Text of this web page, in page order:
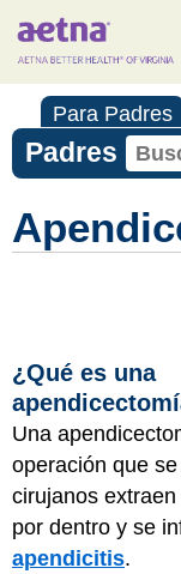
Para Padres
Padres
¿Qué es una
Una
operación que
cirujanos
por dentro y se
apendicitis.